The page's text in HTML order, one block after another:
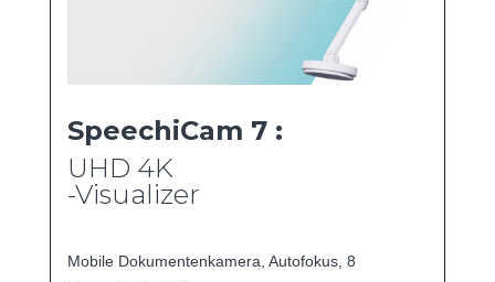
SpeechiCam 7 :
UHD 4K
-Visualizer
Mobile Dokumentenkamera, Autofokus, 8